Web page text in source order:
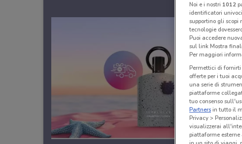
Noi e i nostri 1012
identificatori
supportino gli
tecnologie
Puoi accedere
sul link Mostra
Per maggiori
Permettici di fornirti
offerte per i tuoi
una serie di
piattaforme
tuo consenso
Partnersin tutto il
Privacy >
visualizzerai
piattaforme